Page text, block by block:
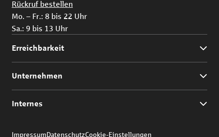
Rückruf bestellen
Mo. – Fr.: 8 bis 22 Uhr
Sa.: 9 bis 13 Uhr
Erreichbarkeit
Unternehmen
Internes
ImpressumDatenschutzCookie-Einstellungen